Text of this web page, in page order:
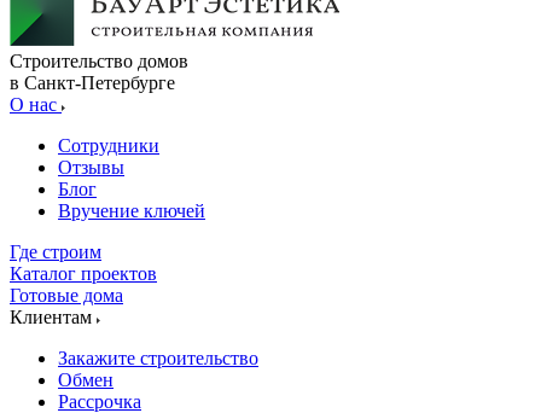
Строительство домов
в Санкт-Петербурге
О нас
Сотрудники
Отзывы
Блог
Вручение ключей
Где строим
Каталог проектов
Готовые дома
Клиентам
Закажите строительство
Обмен
Рассрочка